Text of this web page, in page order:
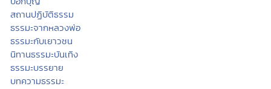
สถานปฏิบัติธรรม
ธรรมะจากหลวงพ่อ
ธรรมะกับเยาวชน
นิทานธรรมะบันเทิง
ธรรมะบรรยาย
บทความธรรมะ